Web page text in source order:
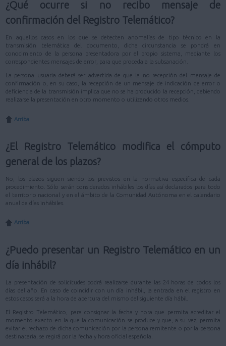
¿Qué ocurre si no recibo mensaje de
confirmación del Registro Telemático?
En aquellos casos en los que se detecten anomalías de tipo técnico en la
transmisión telemática del documento, dicha circunstancia se pondrá en
conocimiento de la persona presentadora por el propio sistema, mediante los
correspondientes mensajes de error, para que proceda a la subsanación.
La persona usuaria deberá ser advertida de que la no recepción del mensaje de
confirmación o, en su caso, la recepción de un mensaje de indicación de error o
deficiencia de la transmisión implica que no se ha producido la recepción, debiendo
realizarse la presentación en otro momento o utilizando otros medios.
Arriba
¿El Registro Telemático modifica el cómputo
general de los plazos?
No, los plazos siguen siendo los previstos en la normativa específica de cada
procedimiento. Sólo serán considerados inhábiles los días así declarados para todo
el territorio nacional y en el ámbito de la Comunidad Autónoma en el calendario
anual de días inhábiles.
Arriba
¿Puedo presentar un Registro Telemático en un
día inhábil?
La presentación de solicitudes podrá realizarse durante las 24 horas de todos los
días del año. En caso de coincidir con un día inhábil, la entrada en el registro en
estos casos será a la hora de apertura del mismo del siguiente día hábil.
El Registro Telemático, para consignar la fecha y hora que permita acreditar el
momento exacto en la que la comunicación se produce y que, a su vez, permita
evitar el rechazo de dicha comunicación por la persona remitente o por la persona
destinataria, se regirá por la fecha y hora oficial española.